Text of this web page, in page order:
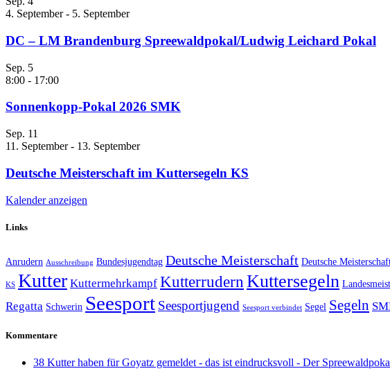
4. September- 5. September
DC – LM Brandenburg Spreewaldpokal/Ludwig Leichard Pokal
Sep. 5
8:00 - 17:00
Sonnenkopp-Pokal 2026 SMK
Sep. 11
11. September- 13. September
Deutsche Meisterschaft im Kuttersegeln KS
Kalender anzeigen
Links
Anrudern Ausschreibung Bundesjugendtag Deutsche Meisterschaft Deutsche
KS Kutter Kuttermehrkampf Kutterrudern Kuttersegeln
Regatta Schwerin Seesport Seesportjugend Seesport verbindet Segel Segeln
Kommentare
38 Kutter haben für Goyatz gemeldet - das ist eindrucksvoll - Der